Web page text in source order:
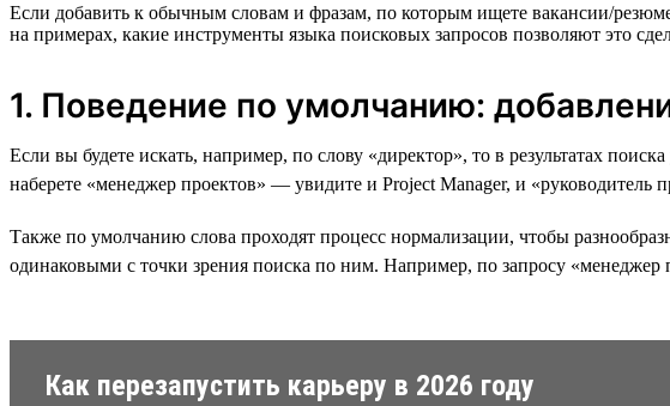
Если добавить к обычным словам и фразам, по которым ищете вакансии/
на примерах, какие инструменты языка поисковых запросов позволяют это
1. Поведение по умолчанию:
Если вы будете искать, например, по слову «директор», то в результатах
наберете «менеджер проектов» — увидите и Project Manager, и «руководитель
Также по умолчанию слова проходят процесс нормализации, чтобы
одинаковыми с точки зрения поиска по ним. Например, по запросу «менеджер
Как перезапустить карьеру в 2026 году